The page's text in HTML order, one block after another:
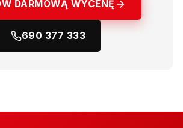
DARMOWĄ WYCENĘ
690 377 333